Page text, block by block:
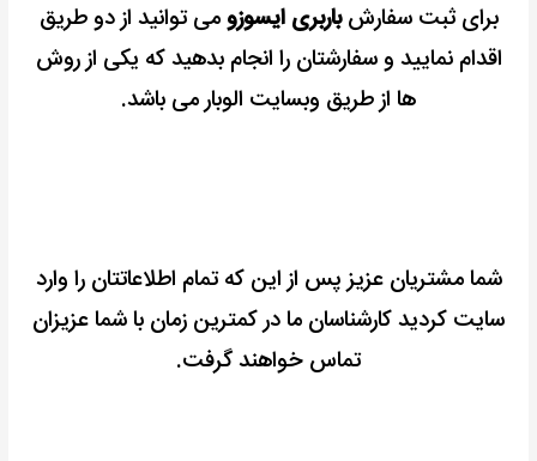
برای ثبت سفارشباربری ایسوزومی توانید از دو طریق
اقدام نمایید و سفارشتان را انجام بدهید که یکی از روش
ها از طریق وبسایت الوبار می باشد.
شما مشتریان عزیز پس از این که تمام اطلاعاتتان را وارد
سایت کردید کارشناسان ما در کمترین زمان با شما عزیزان
تماس خواهند گرفت.